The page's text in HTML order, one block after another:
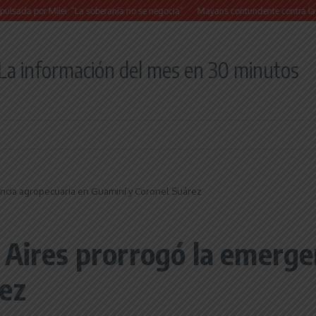
Milei: “La soberanía no se negocia” Mayans contundente contra la reforma a
información del mes en 30 minutos
agropecuaria en Guaminí y Coronel Suárez
prorrogó la